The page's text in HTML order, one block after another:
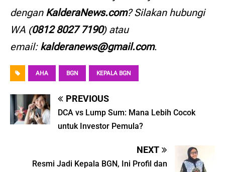
dengan KalderaNews.com? Silakan hubungi
WA (0812 8027 7190) atau
email: kalderanews@gmail.com.
AHA BGN KEPALA BGN
PREVIOUS
DCA vs Lump Sum: Mana Lebih Cocok
untuk Investor Pemula?
NEXT
Resmi Jadi Kepala BGN, Ini Profil dan